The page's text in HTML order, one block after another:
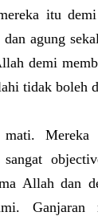
itu
agung
demi
tidak boleh
mati.
Allah dan
Ganjaran